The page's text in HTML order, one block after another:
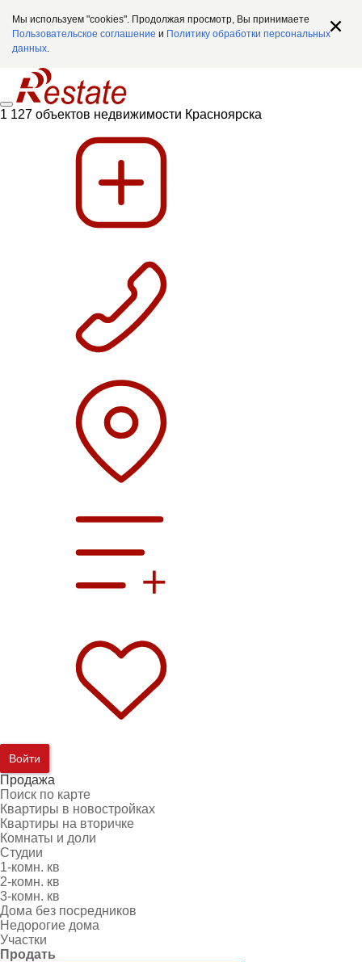
Мы используем "cookies". Продолжая просмотр, Вы принимаете
Пользовательское соглашение и Политику обработки персональных
данных.
1 127 объектов недвижимости Красноярска
Войти
Продажа
Поиск по карте
Квартиры в новостройках
Квартиры на вторичке
Комнаты и доли
Студии
1-комн. кв
2-комн. кв
3-комн. кв
Дома без посредников
Недорогие дома
Участки
Продать